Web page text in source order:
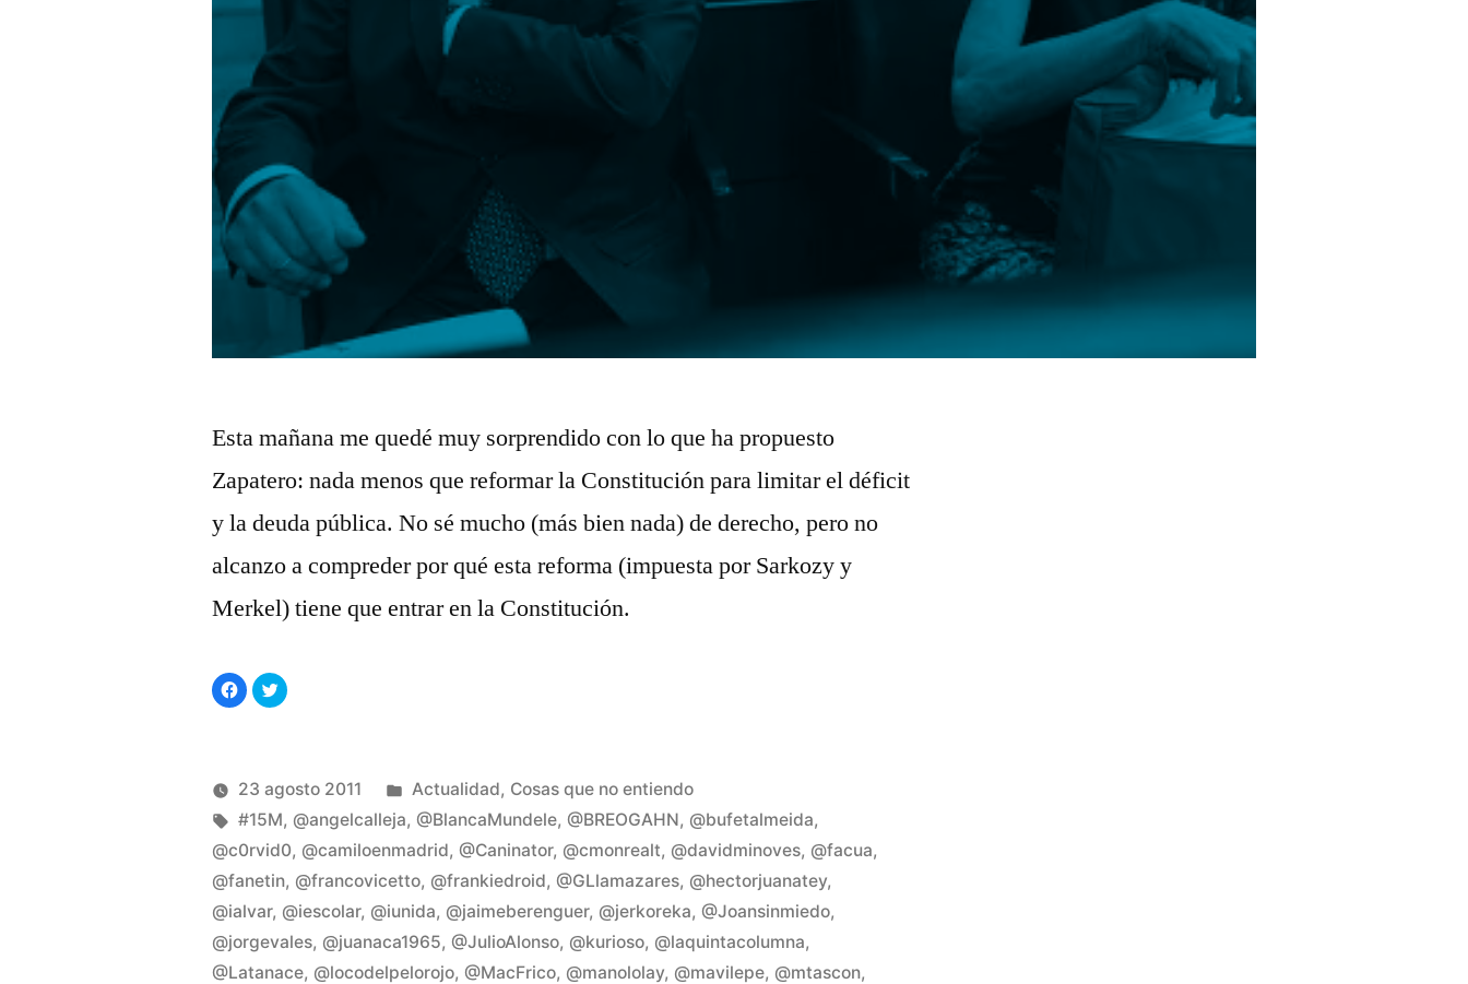
Esta mañana me quedé muy sorprendido con lo que ha propuesto
Zapatero: nada menos que reformar la Constitución para limitar el déficit
y la deuda pública. No sé mucho (más bien nada) de derecho, pero no
alcanzo a compreder por qué esta reforma (impuesta por Sarkozy y
Merkel) tiene que entrar en la Constitución.
Haz
clic
para
abre
en
ventana
nueva)
Haz
clic
en
una
ventana
nueva)
Publicado
por
Manuel
Rivas
Álvarez
23 agosto 2011
Publicado
en
Actualidad, Cosas que no entiendo
Etiquetas:
#15M, @angelcalleja,@BlancaMundele,@BREOGAHN, @bufetalmeida,
@c0rvid0, @camiloenmadrid,@Caninator, @cmonrealt, @davidminoves, @facua,
@fanetin, @francovicetto, @frankiedroid,@GLlamazares, @hectorjuanatey,
@ialvar, @iescolar, @iunida, @jaimeberenguer, @jerkoreka,@Joansinmiedo,
@jorgevales, @juanaca1965,@JulioAlonso, @kurioso, @laquintacolumna,
@Latanace, @locodelpelorojo,@MacFrico, @manololay, @mavilepe, @mtascon,